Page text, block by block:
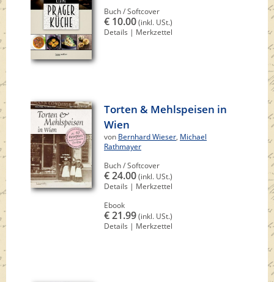
Buch / Softcover
€ 10.00 (inkl. USt.)
Details | Merkzettel
Torten & Mehlspeisen in
Wien
von Bernhard Wieser Michael
Rathmayer
Buch / Softcover
€ 24.00 (inkl. USt.)
Details | Merkzettel
Ebook
€ 21.99 (inkl. USt.)
Details | Merkzettel